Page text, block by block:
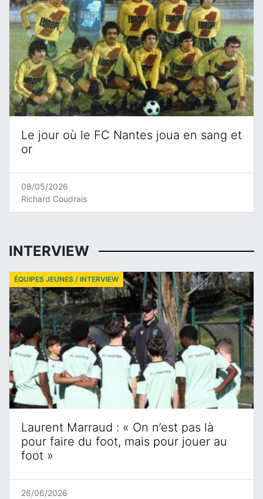
Le jour où le FC Nantes joua en sang et
or
08/05/2026
Richard Coudrais
INTERVIEW
Laurent Marraud : « On n’est pas là
pour faire du foot, mais pour jouer au
foot »
ÉQUIPES JEUNES / INTERVIEW
26/06/2026